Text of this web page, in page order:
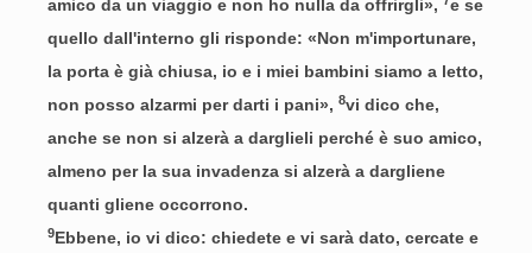
amico da un viaggio e non ho nulla da offrirgli»,
e se
quello dall'interno gli risponde: «Non m'importunare,
la porta è già chiusa, io e i miei bambini siamo a letto,
non posso alzarmi per darti i pani», 8vi dico che,
anche se non si alzerà a darglieli perché è suo amico,
almeno per la sua invadenza si alzerà a dargliene
quanti gliene occorrono.
9Ebbene, io vi dico: chiedete e vi sarà dato, cercate e